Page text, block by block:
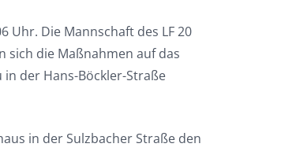
Uhr. Die Mannschaft des LF 20
die Maßnahmen auf das
der Hans-Böckler-Straße
in der Sulzbacher Straße den